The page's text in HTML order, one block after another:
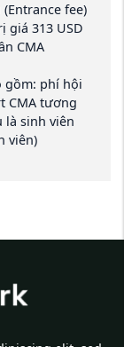
fee)
giá 313 USD
CMA
gồm: phí hội
CMA tương
là sinh viên
viên)